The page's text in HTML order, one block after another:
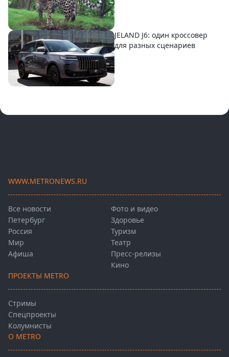
JELAND J6: один кроссовер
для разных сценариев
WWW.METRONEWS.RU
Все новости
Петербург
Россия
Мир
Афиша
Фото и видео
Здоровье
Туризм
Театр
Пресс-релизы
Кино
ПРОЕКТЫ METRO
Стримы
Спецпроекты
Колумнисты
О METRO